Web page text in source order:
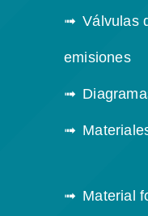
Válvulas
emisiones
Material